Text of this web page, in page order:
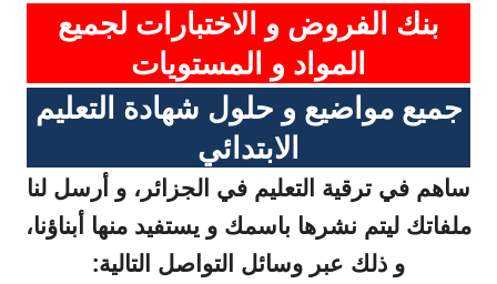
بنك الفروض و الاختبارات لجميع
المواد و المستويات
جميع مواضيع و حلول شهادة التعليم
الابتدائي
ساهم في ترقية التعليم في الجزائر، و أرسل لنا
ملفاتك ليتم نشرها باسمك و يستفيد منها أبناؤنا،
و ذلك عبر وسائل التواصل التالية: